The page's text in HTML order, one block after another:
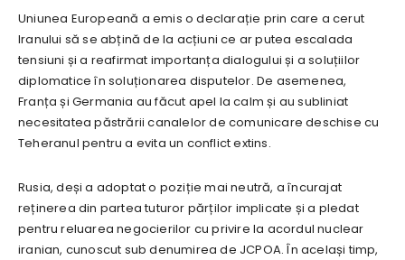
Uniunea Europeană a emis o declarație prin care a cerut
Iranului să se abțină de la acțiuni ce ar putea escalada
tensiuni și a reafirmat importanța dialogului și a soluțiilor
diplomatice în soluționarea disputelor. De asemenea,
Franța și Germania au făcut apel la calm și au subliniat
necesitatea păstrării canalelor de comunicare deschise cu
Teheranul pentru a evita un conflict extins.
Rusia, deși a adoptat o poziție mai neutră, a încurajat
reținerea din partea tuturor părților implicate și a pledat
pentru reluarea negocierilor cu privire la acordul nuclear
iranian, cunoscut sub denumirea de JCPOA. În același timp,